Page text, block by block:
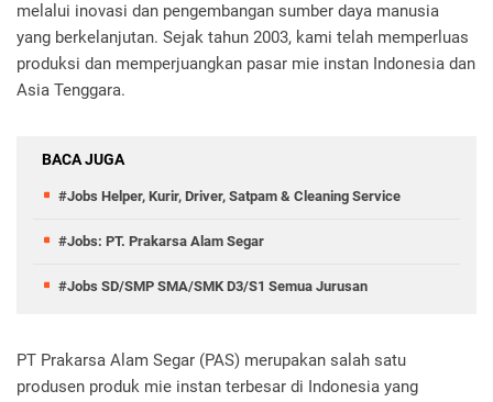
melalui inovasi dan pengembangan sumber daya manusia
yang berkelanjutan. Sejak tahun 2003, kami telah memperluas
produksi dan memperjuangkan pasar mie instan Indonesia dan
Asia Tenggara.
BACA JUGA
#Jobs Helper, Kurir, Driver, Satpam & Cleaning Service
#Jobs: PT. Prakarsa Alam Segar
#Jobs SD/SMP SMA/SMK D3/S1 Semua Jurusan
PT Prakarsa Alam Segar (PAS) merupakan salah satu
produsen produk mie instan terbesar di Indonesia yang